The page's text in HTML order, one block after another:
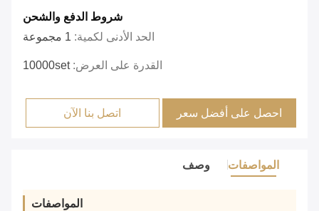
شروط الدفع والشحن
الحد الأدنى لكمية: 1 مجموعة
القدرة على العرض:10000set
احصل على أفضل سعر اتصل بنا الآن
المواصفات وصف
المواصفات